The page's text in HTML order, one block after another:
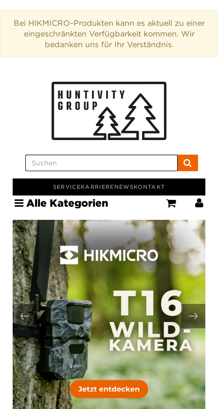
Bei HIKMICRO-Produkten kann es aktuell zu einer
eingeschränkten Verfügbarkeit kommen. Wir
bedanken uns für Ihr Verständnis.
SERVICEKARRIERE NEWSKONTAKT
Alle Kategorien